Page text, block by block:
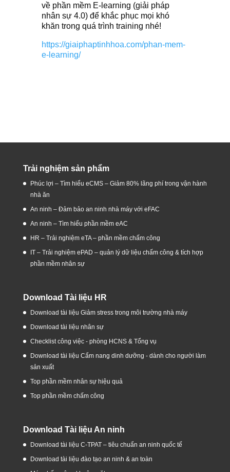
về phần mềm E-learning (giải pháp
nhân sự 4.0) để khắc phục mọi khó
khăn trong quá trình training nhé!
https://giaiphaptinhhoa.com/phan-mem-
e-learning/
Trải nghiệm sản phẩm
Phúc lợi – Tìm hiểu eCMS – Giảm 80% lãng phí trong vận hành
nhà ăn
An ninh – Đảm bảo an ninh nhà máy với eFAC
An ninh – Tìm hiểu phần mềm eAC
HR – Trải nghiệm eTA – phần mềm chấm công
IT – Trải nghiệm ePAD – quản lý dữ liệu chấm công & tích hợp
phần mềm nhân sự
Download Tài liệu HR
Download tài liệu Giảm stress trong môi trường nhà máy
Download tài liệu nhân sự
Checklist công việc - phòng HCNS & Tổng vụ
Download tài liệu Cẩm nang dinh dưỡng - dành cho người làm
sản xuất
Top phần mềm nhân sự hiệu quả
Top phần mềm chấm công
Download Tài liệu An ninh
Download tài liệu C-TPAT – tiêu chuẩn an ninh quốc tế
Download tài liệu đào tạo an ninh & an toàn